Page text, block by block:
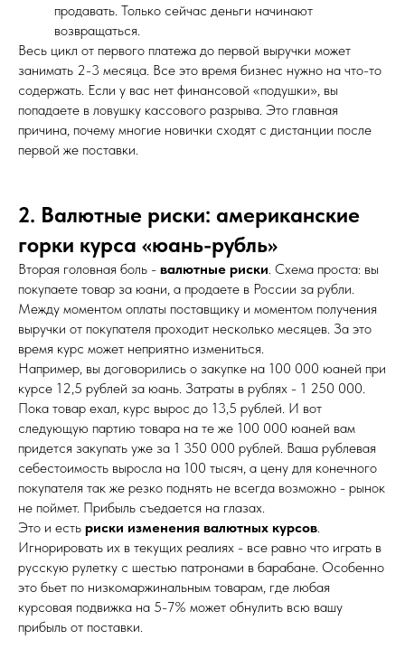
продавать. Только сейчас деньги начинают
возвращаться.
Весь цикл от первого платежа до первой выручки может
занимать 2-3 месяца. Все это время бизнес нужно на что-то
содержать. Если у вас нет финансовой «подушки», вы
попадаете в ловушку кассового разрыва. Это главная
причина, почему многие новички сходят с дистанции после
первой же поставки.
2. Валютные риски: американские
горки курса «юань-рубль»
Вторая головная боль - валютные риски . Схема проста: вы
покупаете товар за юани, а продаете в России за рубли.
Между моментом оплаты поставщику и моментом получения
выручки от покупателя проходит несколько месяцев. За это
время курс может неприятно измениться.
Например, вы договорились о закупке на 100 000 юаней при
курсе 12,5 рублей за юань. Затраты в рублях - 1 250 000.
Пока товар ехал, курс вырос до 13,5 рублей. И вот
следующую партию товара на те же 100 000 юаней вам
придется закупать уже за 1 350 000 рублей. Ваша рублевая
себестоимость выросла на 100 тысяч, а цену для конечного
покупателя так же резко поднять не всегда возможно - рынок
не поймет. Прибыль съедается на глазах.
Это и есть риски изменения валютных курсов
Игнорировать их в текущих реалиях - все равно что играть в
русскую рулетку с шестью патронами в барабане. Особенно
это бьет по низкомаржинальным товарам, где любая
курсовая подвижка на 5-7% может обнулить всю вашу
прибыль от поставки.